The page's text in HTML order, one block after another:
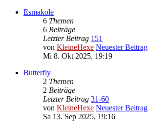
Esmakole
6 Themen
6 Beiträge
Letzter Beitrag 151
von KleineHexe Neuester Beitrag
Mi 8. Okt 2025, 19:19
Butterfly
2 Themen
2 Beiträge
Letzter Beitrag 31-60
von KleineHexe Neuester Beitrag
Sa 13. Sep 2025, 19:16